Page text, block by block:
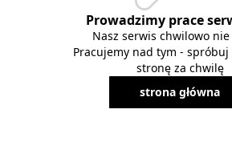
Prowadzimy prace
Nasz serwis chwilowo nie
Pracujemy nad tym - spróbuj
stronę za chwilę
strona główna